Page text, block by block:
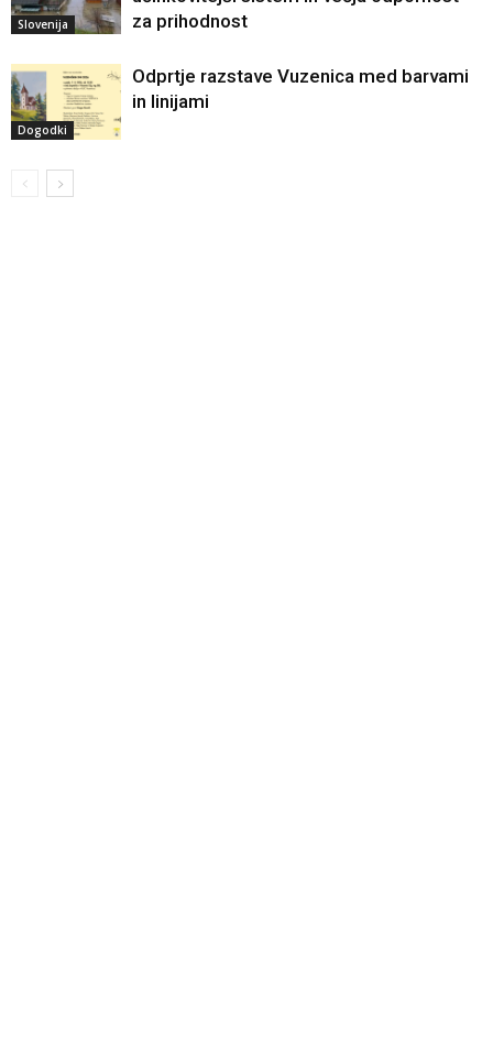
Slovenija
za prihodnost
Dogodki
Odprtje razstave Vuzenica med barvami
in linijami